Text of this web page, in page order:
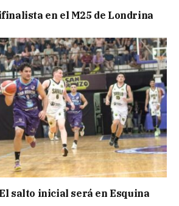
en el M25 de Londrina
salto inicial será en Esquina